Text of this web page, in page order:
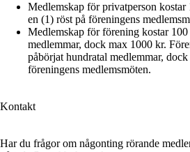
Medlemskap för privatperson kostar
en (1) röst på föreningens
Medlemskap för förening kostar
medlemmar, dock max 1000 kr.
påbörjat hundratal medlemmar,
föreningens medlemsmöten.
Kontakt
Har du frågor om någonting rörande